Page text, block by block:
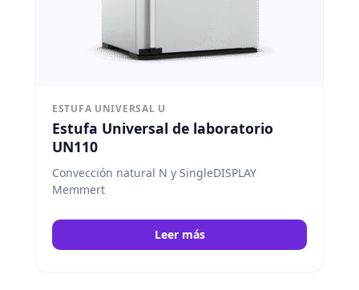
ESTUFA UNIVERSAL U
Estufa Universal de laboratorio
UN110
Convección natural N y SingleDISPLAY
Memmert
Leer más